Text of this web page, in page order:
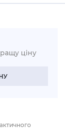
ціну